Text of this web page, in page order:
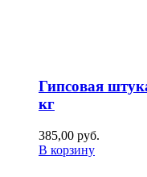
Гипсовая
кг
385,00 руб.
В корзину